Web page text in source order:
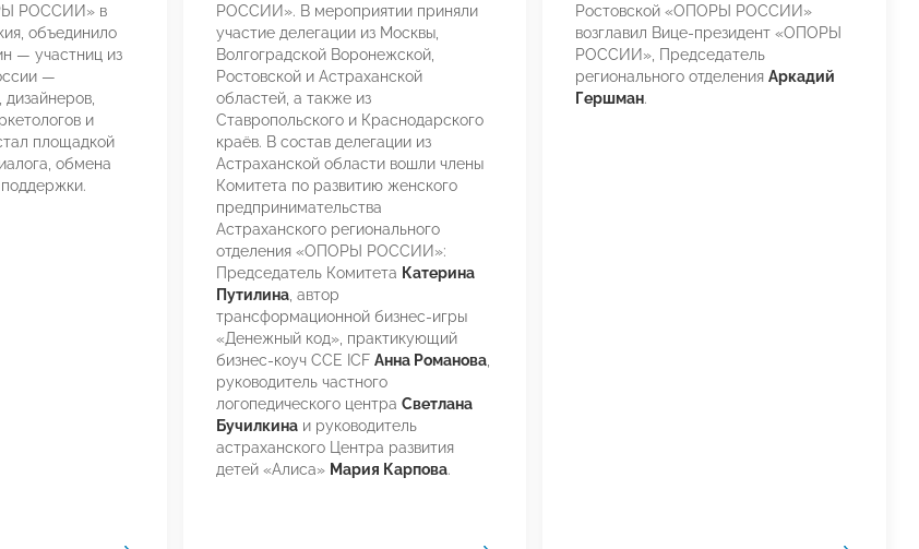
РОССИИ» в
объединило
— участниц из
—
и
площадкой
обмена
РОССИИ». В мероприятии приняли
участие делегации из Москвы,
Волгоградской Воронежской,
Ростовской и Астраханской
областей, а также из
Ставропольского и Краснодарского
краёв. В состав делегации из
Астраханской области вошли члены
Комитета по развитию женского
предпринимательства
Астраханского регионального
отделения «ОПОРЫ РОССИИ»:
Председатель Комитета Катерина
Путилина, автор
трансформационной бизнес-игры
«Денежный код», практикующий
бизнес-коуч CCE ICF Анна Романова,
руководитель частного
логопедического центра Светлана
Бучилкинаи руководитель
астраханского Центра развития
детей «Алиса» Мария Карпова.
Ростовской «ОПОРЫ РОССИИ»
возглавил Вице-президент «ОПОРЫ
РОССИИ», Председатель
регионального отделенияАркадий
Гершман.